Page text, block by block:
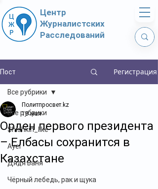
Центр
Журналистских
Расследований
Пост Регистрация
Все рубрики
Shishkin_like
Ayel
Дядя Ваня
Чёрный лебедь, рак и щука
Все рубрики
Орден первого президента
– Елбасы сохранится в
Казахстане
Политпросвет.kz
13 мая